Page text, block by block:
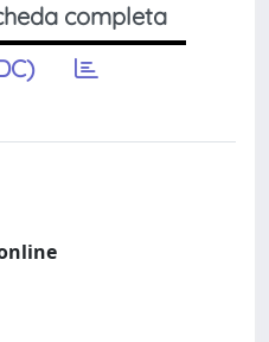
completa